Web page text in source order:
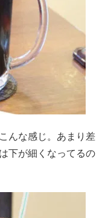
んな感じ。あまり差
下が細くなってるの